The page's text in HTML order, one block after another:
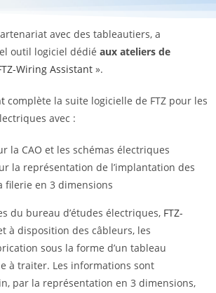
avec des tableautiers, a
outil logiciel dédié aux ateliers de
Wiring Assistant ».
complète la suite logicielle de FTZ pour les
avec :
la CAO et les schémas électriques
la représentation de l’implantation des
filerie en 3 dimensions
du bureau d’études électriques, FTZ-
à disposition des câbleurs, les
sous la forme d’un tableau
à traiter. Les informations sont
par la représentation en 3 dimensions,